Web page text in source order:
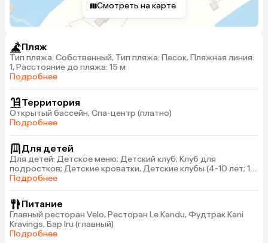
Смотреть на карте
Пляж
Тип пляжа: Собственный, Тип пляжа: Песок, Пляжная линия:
1, Расстояние до пляжа: 15 м
Подробнее
Территория
Открытый бассейн, Спа-центр (платно)
Подробнее
Для детей
Для детей: Детское меню; Детский клуб; Клуб для
подростков; Детские кроватки, Детские клубы (4-10 лет; 11-
13 лет; 14-17 лет), Семейные активности: шоу, падел-теннис,
активности, семейный катамаран с горкой, парусный спорт,
Детская кроватка (по требованию)
Подробнее
Питание
Главный ресторан Velo, Ресторан Le Kandu, Фудтрак Kani
Kravings, Бар Iru (главный)
Подробнее